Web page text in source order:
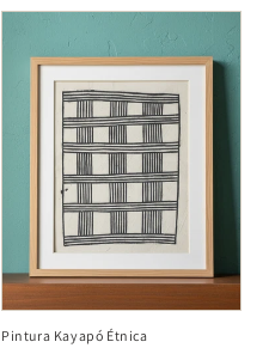
Pintura Kayapó Étnica